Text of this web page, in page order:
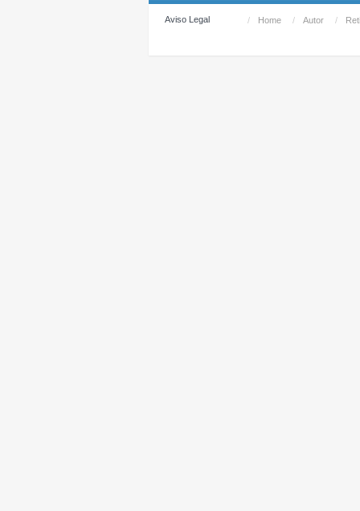
Aviso Legal / Home / Autor /